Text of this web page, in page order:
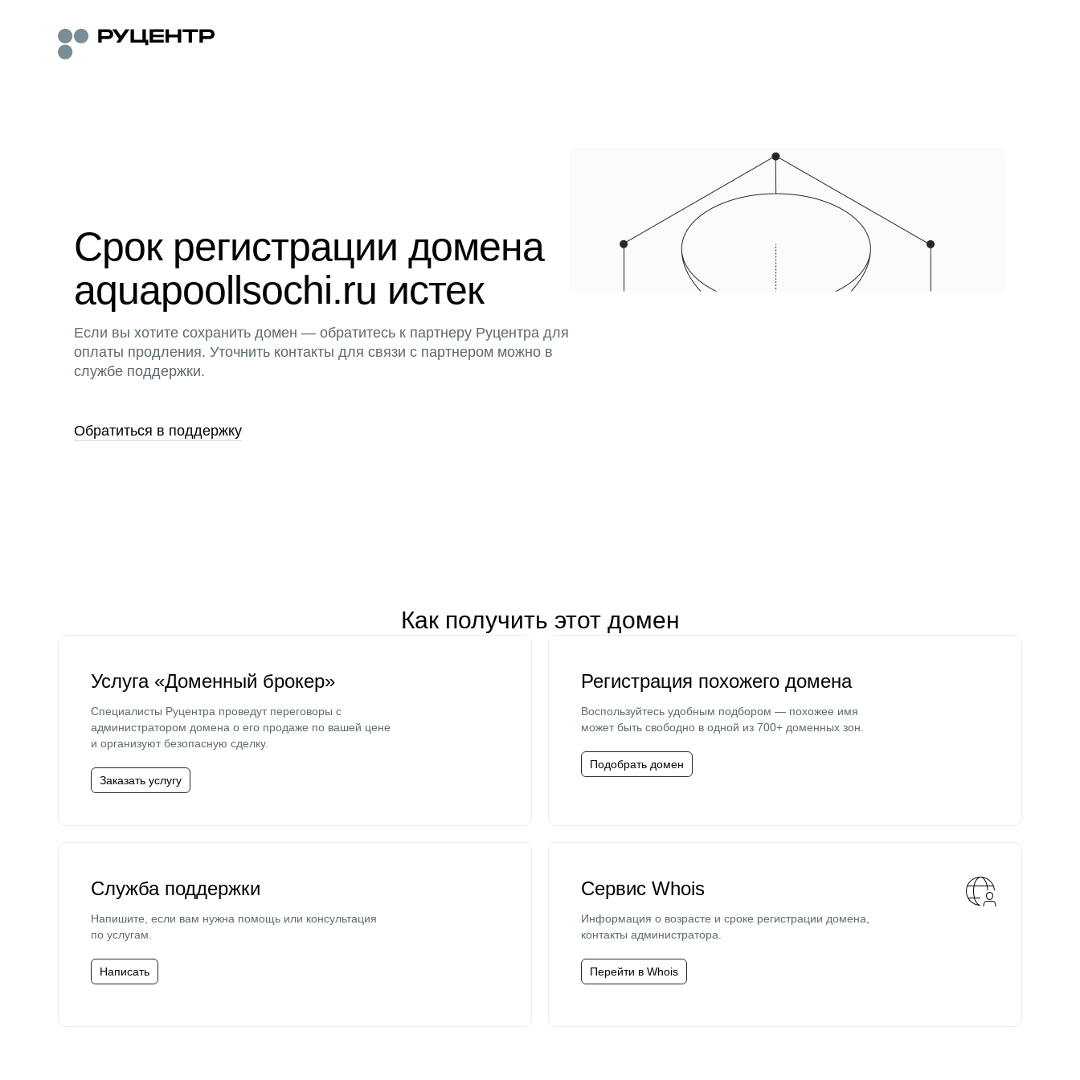
Срок регистрации домена
aquapoollsochi.ru истек
Если вы хотите сохранить домен — обратитесь к партнеру Руцентра для
оплаты продления. Уточнить контакты для связи с партнером можно в
службе поддержки.
Обратиться в поддержку
Как получить этот домен
Услуга «Доменный брокер»
Специалисты Руцентра проведут переговоры с
администратором домена о его продаже по вашей цене
и организуют безопасную сделку.
Заказать услугу
Регистрация похожего домена
Воспользуйтесь удобным подбором — похожее имя
может быть свободно в одной из 700+ доменных зон.
Подобрать домен
Служба поддержки
Напишите, если вам нужна помощь или консультация
по услугам.
Написать
Сервис Whois
Информация о возрасте и сроке регистрации домена,
контакты администратора.
Перейти в Whois